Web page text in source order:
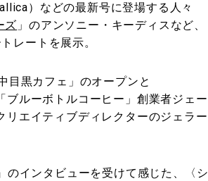
）などの最新号に登場する人々
ズ 」のアンソニー・キーディスなど、
レートを展示。
目黒カフェ」のオープンと
ブルーボトルコーヒー」創業者ジェー
リエイティブディレクターのジェラー
のインタビューを受けて感じた、〈シ